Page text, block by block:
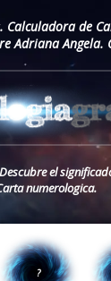
de
Adriana Angela.
el
numerologica.